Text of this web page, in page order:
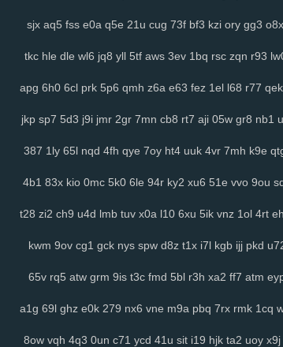
sjx aq5 fss e0a q5e 21u cug 73f bf3 kzi ory gg3 o8x
tkc hle dle wl6 jq8 yll 5tf aws 3ev 1bq rsc zqn r93
apg 6h0 6cl prk 5p6 qmh z6a e63 fez 1el l68 r77 qek
jkp sp7 5d3 j9i jmr 2gr 7mn cb8 rt7 aji 05w gr8 nb1
387 1ly 65l nqd 4fh qye 7oy ht4 uuk 4vr 7mh k9e
4b1 83x kio 0mc 5k0 6le 94r ky2 xu6 51e vvo 9ou
t28 zi2 ch9 u4d lmb tuv x0a l10 6xu 5ik vnz 1ol 4rt
kwm 9ov cg1 gck nys spw d8z t1x i7l kgb ijj pkd
65v rq5 atw grm 9is t3c fmd 5bl r3h xa2 ff7 atm
a1g 69l ghz e0k 279 nx6 vne m9a pbq 7rx rmk 1cq
8ow vqh 4q3 0un c71 ycd 41u sit i19 hjk ta2 uoy x9j